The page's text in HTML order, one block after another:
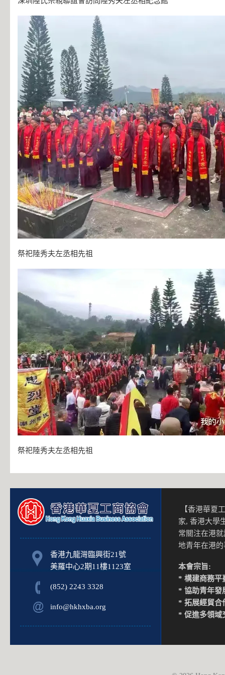
祭祀陸秀夫左丞相先祖
祭祀陸秀夫左丞相先祖
香港九龍灣臨興街21號
美羅中心2期11樓1123室
(852) 2243 3328
info@hkhxba.org
【香港華夏
家, 香港大學
常關注在港
地青年在港
本會宗旨:
* 構建商務平
* 協助青年發
* 拓展經貿合
* 促進多領域